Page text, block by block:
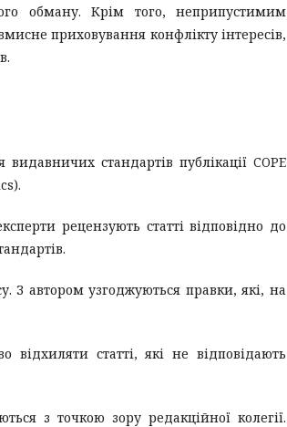
обману. Крім того, неприпустимим
приховування конфлікту інтересів,
стандартів публікації COPE
рецензують статті відповідно до
З автором узгоджуються правки, які, на
статті, які не відповідають
з точкою зору редакційної колегії.